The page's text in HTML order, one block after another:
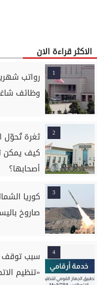
الاكثر قراءة الان
1
وظائف
2
ثغرة
كيف يمكن
أصحابها؟
3
كوريا
صاروخ
4
سبب توقف
«تنظيم